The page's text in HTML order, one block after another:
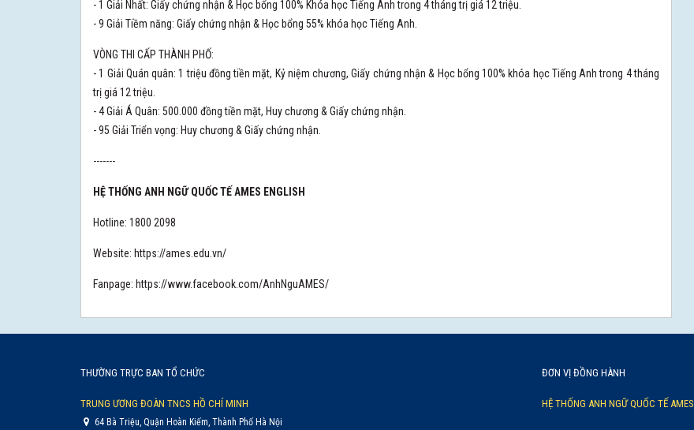
- 1 Giải Nhất: Giấy chứng nhận & Học bổng 100% Khóa học Tiếng Anh trong 4 tháng trị giá 12 triệu.
- 9 Giải Tiềm năng: Giấy chứng nhận & Học bổng 55% khóa học Tiếng Anh.
VÒNG THI CẤP THÀNH PHỐ:
- 1 Giải Quán quân: 1 triệu đồng tiền mặt, Kỷ niệm chương, Giấy chứng nhận & Học bổng 100% khóa học Tiếng Anh trong 4 tháng
trị giá 12 triệu.
- 4 Giải Á Quân: 500.000 đồng tiền mặt, Huy chương & Giấy chứng nhận.
- 95 Giải Triển vọng: Huy chương & Giấy chứng nhận.
-------
HỆ THỐNG ANH NGỮ QUỐC TẾ AMES ENGLISH
Hotline: 1800 2098
Website: https://ames.edu.vn/
Fanpage: https://www.facebook.com/AnhNguAMES/
THƯỜNG TRỰC BAN TỔ CHỨC
TRUNG ƯƠNG ĐOÀN TNCS HỒ CHÍ MINH
64 Bà Triệu, Quận Hoàn Kiếm, Thành Phố Hà Nội
ĐƠN VỊ ĐỒNG HÀNH
HỆ THỐNG ANH NGỮ QUỐC TẾ AMES